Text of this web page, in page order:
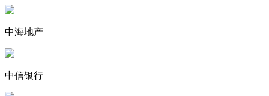
中海地产
中信银行